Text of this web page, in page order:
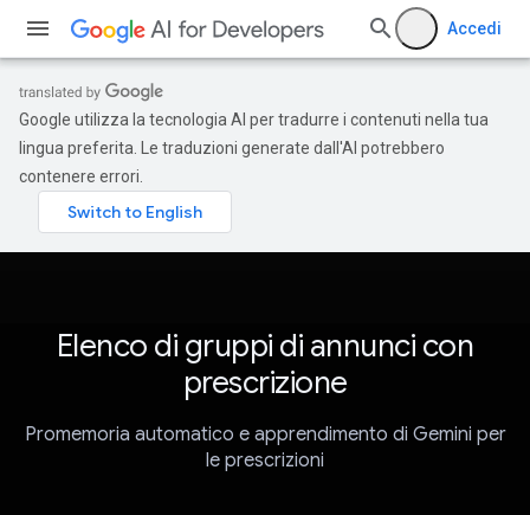
Accedi
Google utilizza la tecnologia AI per tradurre i contenuti nella tua
lingua preferita. Le traduzioni generate dall'AI potrebbero
contenere errori.
Elenco di gruppi di annunci con
prescrizione
Promemoria automatico e apprendimento di Gemini per
le prescrizioni